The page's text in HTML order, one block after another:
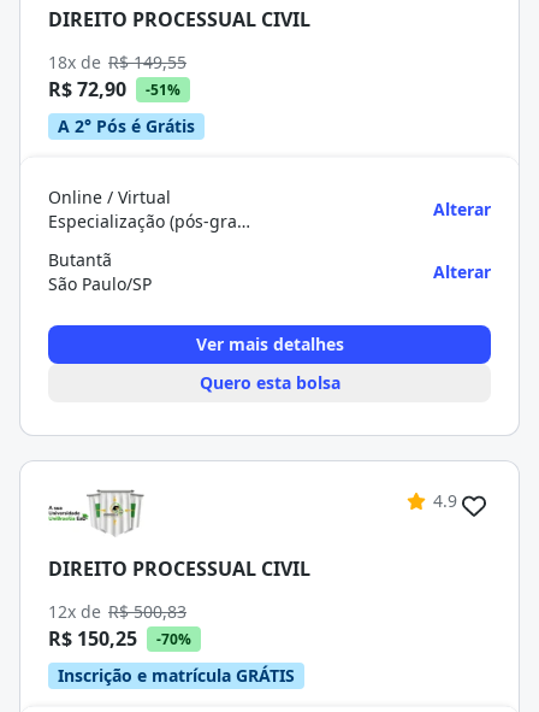
DIREITO PROCESSUAL CIVIL
18x de R$ 149,55
R$ 72,90 -51%
A 2° Pós é Grátis
Online / Virtual
Especialização (pós-graduação)
Alterar
Butantã
São Paulo/SP
Alterar
Ver mais detalhes
Quero esta bolsa
4.9
DIREITO PROCESSUAL CIVIL
12x de R$ 500,83
R$ 150,25 -70%
Inscrição e matrícula GRÁTIS